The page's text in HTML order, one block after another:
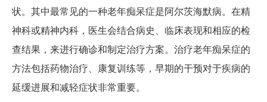
状。其中最常见的一种老年痴呆症是阿尔茨海默病。在精
神科或精神内科，医生会结合病史、临床表现和相应的检
查结果，来进行确诊和制定治疗方案。治疗老年痴呆症的
方法包括药物治疗、康复训练等，早期的干预对于疾病的
延缓进展和减轻症状非常重要。